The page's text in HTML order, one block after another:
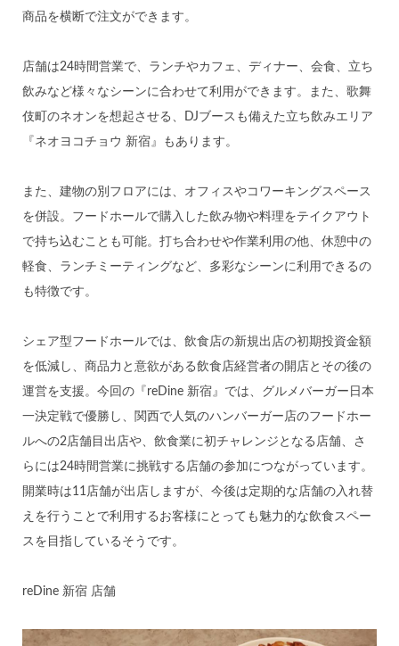
商品を横断で注文ができます。
店舗は24時間営業で、ランチやカフェ、ディナー、会食、立ち
飲みなど様々なシーンに合わせて利用ができます。また、歌舞
伎町のネオンを想起させる、DJブースも備えた立ち飲みエリア
『ネオヨコチョウ 新宿』もあります。
また、建物の別フロアには、オフィスやコワーキングスペース
を併設。フードホールで購入した飲み物や料理をテイクアウト
で持ち込むことも可能。打ち合わせや作業利用の他、休憩中の
軽食、ランチミーティングなど、多彩なシーンに利用できるの
も特徴です。
シェア型フードホールでは、飲食店の新規出店の初期投資金額
を低減し、商品力と意欲がある飲食店経営者の開店とその後の
運営を支援。今回の『reDine 新宿』では、グルメバーガー日本
一決定戦で優勝し、関西で人気のハンバーガー店のフードホー
ルへの2店舗目出店や、飲食業に初チャレンジとなる店舗、さ
らには24時間営業に挑戦する店舗の参加につながっています。
開業時は11店舗が出店しますが、今後は定期的な店舗の入れ替
えを行うことで利用するお客様にとっても魅力的な飲食スペー
スを目指しているそうです。
reDine 新宿 店舗